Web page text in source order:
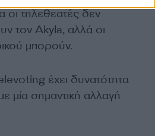
τηλεθεατές δεν
τον Akyla, αλλά οι
μπορούν.
έχει δυνατότητα
μία σημαντική αλλαγή